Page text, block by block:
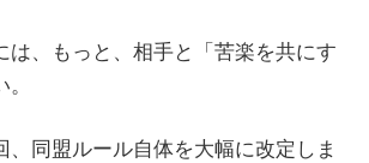
は、もっと、相手と「苦楽を共にす
、同盟ルール自体を大幅に改定しま